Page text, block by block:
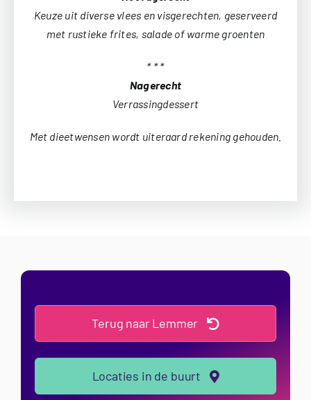
Keuze uit diverse vlees en visgerechten, geserveerd
met rustieke frites, salade of warme groenten
* * *
Nagerecht
Verrassingdessert
Met dieetwensen wordt uiteraard rekening gehouden.
Terug naar Lemmer
Locaties in de buurt